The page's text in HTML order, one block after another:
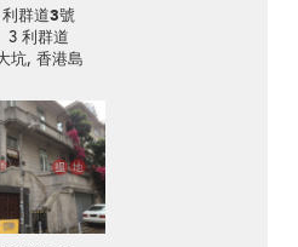
利群道3號
3 利群道
坑, 香港島